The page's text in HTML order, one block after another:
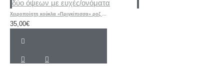
35,00€